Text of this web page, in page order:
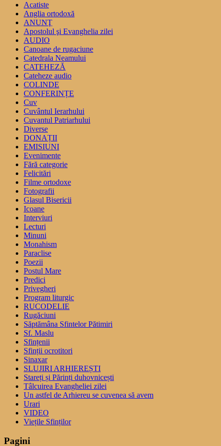
Acatiste
Anglia ortodoxă
ANUNŢ
Apostolul şi Evanghelia zilei
AUDIO
Canoane de rugaciune
Catedrala Neamului
CATEHEZĂ
Cateheze audio
COLINDE
CONFERINȚE
Cuv
Cuvântul Ierarhului
Cuvantul Patriarhului
Diverse
DONAȚII
EMISIUNI
Evenimente
Fără categorie
Felicitări
Filme ortodoxe
Fotografii
Glasul Bisericii
Icoane
Interviuri
Lecturi
Minuni
Monahism
Paraclise
Poezii
Postul Mare
Predici
Privegheri
Program liturgic
RUCODELIE
Rugăciuni
Săptămâna Sfintelor Pătimiri
Sf. Maslu
Sfințenii
Sfinții ocrotitori
Sinaxar
SLUJIRI ARHIEREȘTI
Stareți și Părinți duhovnicești
Tâlcuirea Evangheliei zilei
Un astfel de Arhiereu se cuvenea să avem
Urari
VIDEO
Viețile Sfinților
Pagini